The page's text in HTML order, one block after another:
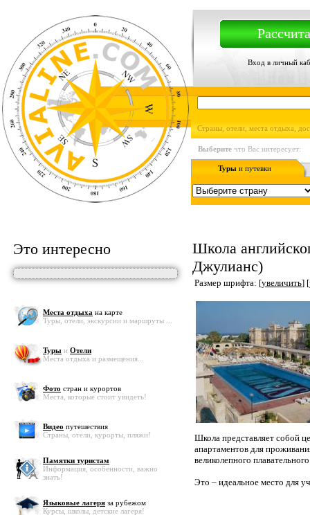
Вход в личный
Страны, отели, места отдыха,
Выберите что Вас интересует:
Туры и путевки
Это интересно
Места отдыха на карте
Туры, отели, экскурсии и маршруты ...
Туры и Отели
Места отдыха и размещения...
Фото стран и курортов
Места, которые стоит увидеть!
Видео путешествия
Страны, отели, курорты, пляжи!
Памятки туристам
Информация, особенности, важно
знать!
Языковые лагеря за рубежом
Курсы, школы, детские лагеря!
Школа
Джулианс)
Размер шрифта: [увеличить] [
Школа представляет собой
апартаментов для
великолепного
Это – идеальное место для